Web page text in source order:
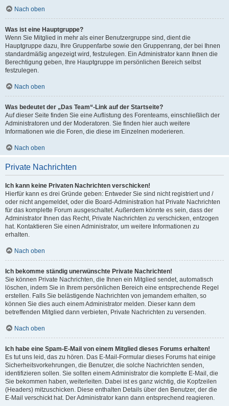
Nach oben
Was ist eine Hauptgruppe?
Wenn Sie Mitglied in mehr als einer Benutzergruppe sind, dient die
Hauptgruppe dazu, Ihre Gruppenfarbe sowie den Gruppenrang, der bei Ihnen
standardmäßig angezeigt wird, festzulegen. Ein Administrator kann Ihnen die
Berechtigung geben, Ihre Hauptgruppe im persönlichen Bereich selbst
festzulegen.
Nach oben
Was bedeutet der „Das Team“-Link auf der Startseite?
Auf dieser Seite finden Sie eine Auflistung des Forenteams, einschließlich der
Administratoren und der Moderatoren. Sie finden hier auch weitere
Informationen wie die Foren, die diese im Einzelnen moderieren.
Nach oben
Private Nachrichten
Ich kann keine Privaten Nachrichten verschicken!
Hierfür kann es drei Gründe geben: Entweder Sie sind nicht registriert und /
oder nicht angemeldet, oder die Board-Administration hat Private Nachrichten
für das komplette Forum ausgeschaltet. Außerdem könnte es sein, dass der
Administrator Ihnen das Recht, Private Nachrichten zu verschicken, entzogen
hat. Kontaktieren Sie einen Administrator, um weitere Informationen zu
erhalten.
Nach oben
Ich bekomme ständig unerwünschte Private Nachrichten!
Sie können Private Nachrichten, die Ihnen ein Mitglied sendet, automatisch
löschen, indem Sie in Ihrem persönlichen Bereich eine entsprechende Regel
erstellen. Falls Sie belästigende Nachrichten von jemandem erhalten, so
können Sie dies auch einem Administrator melden. Dieser kann dem
betreffenden Mitglied dann verbieten, Private Nachrichten zu versenden.
Nach oben
Ich habe eine Spam-E-Mail von einem Mitglied dieses Forums erhalten!
Es tut uns leid, das zu hören. Das E-Mail-Formular dieses Forums hat einige
Sicherheitsvorkehrungen, die Benutzer, die solche Nachrichten senden,
identifizieren sollen. Sie sollten einem Administrator die komplette E-Mail, die
Sie bekommen haben, weiterleiten. Dabei ist es ganz wichtig, die Kopfzeilen
(Headers) mitzuschicken. Diese enthalten Details über den Benutzer, der die
E-Mail verschickt hat. Der Administrator kann dann entsprechend reagieren.